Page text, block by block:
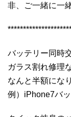
非、ご一緒に一
バッテリー同時
ガラス割れ修理
なんと半額にな
例）iPhone7バ